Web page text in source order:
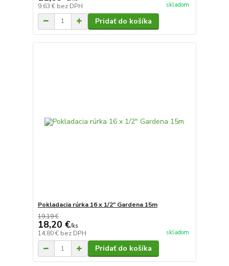
9,63 € bez DPH skladom
Pridať do košíka
Pokladacia rúrka 16 x 1/2" Gardena 15m
19,19 €
18,20 €/ks
14,80 € bez DPH skladom
Pridať do košíka